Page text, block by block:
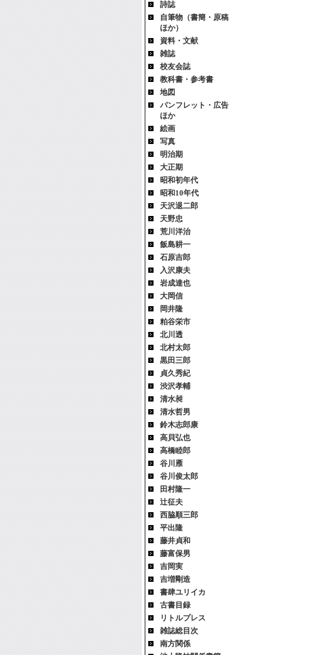
詩誌
自筆物（書簡・原稿
ほか）
資料・文献
雑誌
校友会誌
教科書・参考書
地図
パンフレット・広告
ほか
絵画
写真
明治期
大正期
昭和初年代
昭和10年代
天沢退二郎
天野忠
荒川洋治
飯島耕一
石原吉郎
入沢康夫
岩成達也
大岡信
岡井隆
粕谷栄市
北川透
北村太郎
黒田三郎
貞久秀紀
渋沢孝輔
清水昶
清水哲男
鈴木志郎康
高貝弘也
高橋睦郎
谷川雁
谷川俊太郎
田村隆一
辻征夫
西脇順三郎
平出隆
藤井貞和
藤富保男
吉岡実
吉増剛造
書肆ユリイカ
古書目録
リトルプレス
雑誌総目次
南方関係